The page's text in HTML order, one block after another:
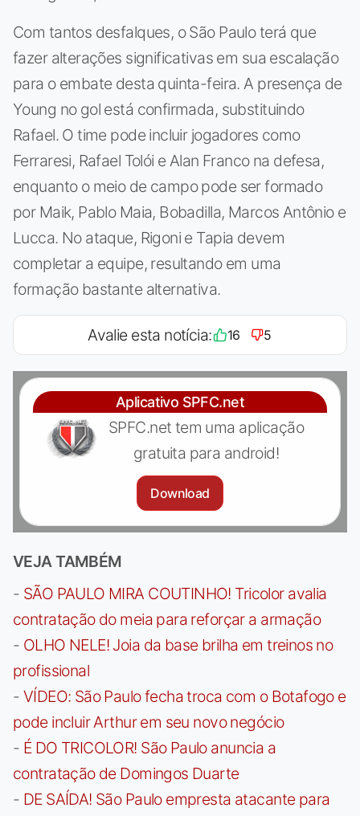
Com tantos desfalques, o São Paulo terá que
fazer alterações significativas em sua escalação
para o embate desta quinta-feira. A presença de
Young no gol está confirmada, substituindo
Rafael. O time pode incluir jogadores como
Ferraresi, Rafael Tolói e Alan Franco na defesa,
enquanto o meio de campo pode ser formado
por Maik, Pablo Maia, Bobadilla, Marcos Antônio e
Lucca. No ataque, Rigoni e Tapia devem
completar a equipe, resultando em uma
formação bastante alternativa.
Avalie esta notícia: 16 5
Aplicativo SPFC.net
SPFC.net tem uma aplicação
gratuita para android!
Download
VEJA TAMBÉM
- SÃO PAULO MIRA COUTINHO! Tricolor avalia
contratação do meia para reforçar a armação
- OLHO NELE! Joia da base brilha em treinos no
profissional
- VÍDEO: São Paulo fecha troca com o Botafogo e
pode incluir Arthur em seu novo negócio
- É DO TRICOLOR! São Paulo anuncia a
contratação de Domingos Duarte
- DE SAÍDA! São Paulo empresta atacante para